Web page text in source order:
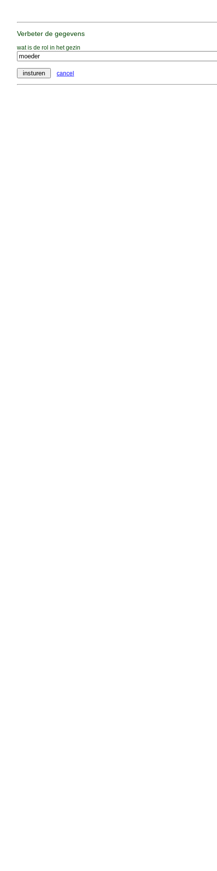
Verbeter de gegevens
wat is de rol in het gezin
cancel